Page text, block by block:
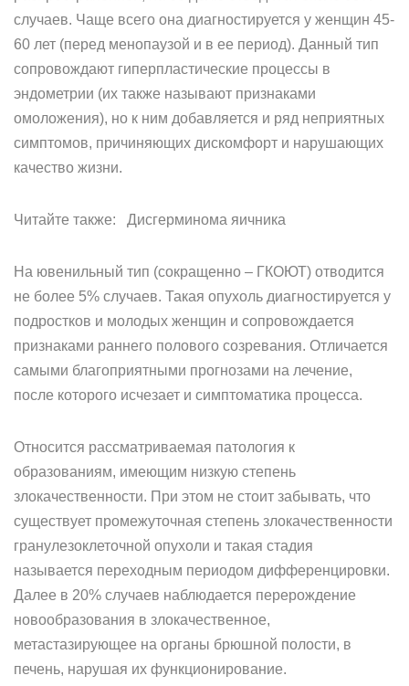
случаев. Чаще всего она диагностируется у женщин 45-
60 лет (перед менопаузой и в ее период). Данный тип
сопровождают гиперпластические процессы в
эндометрии (их также называют признаками
омоложения), но к ним добавляется и ряд неприятных
симптомов, причиняющих дискомфорт и нарушающих
качество жизни.
Читайте также: Дисгерминома яичника
На ювенильный тип (сокращенно – ГКОЮТ) отводится
не более 5% случаев. Такая опухоль диагностируется у
подростков и молодых женщин и сопровождается
признаками раннего полового созревания. Отличается
самыми благоприятными прогнозами на лечение,
после которого исчезает и симптоматика процесса.
Относится рассматриваемая патология к
образованиям, имеющим низкую степень
злокачественности. При этом не стоит забывать, что
существует промежуточная степень злокачественности
гранулезоклеточной опухоли и такая стадия
называется переходным периодом дифференцировки.
Далее в 20% случаев наблюдается перерождение
новообразования в злокачественное,
метастазирующее на органы брюшной полости, в
печень, нарушая их функционирование.